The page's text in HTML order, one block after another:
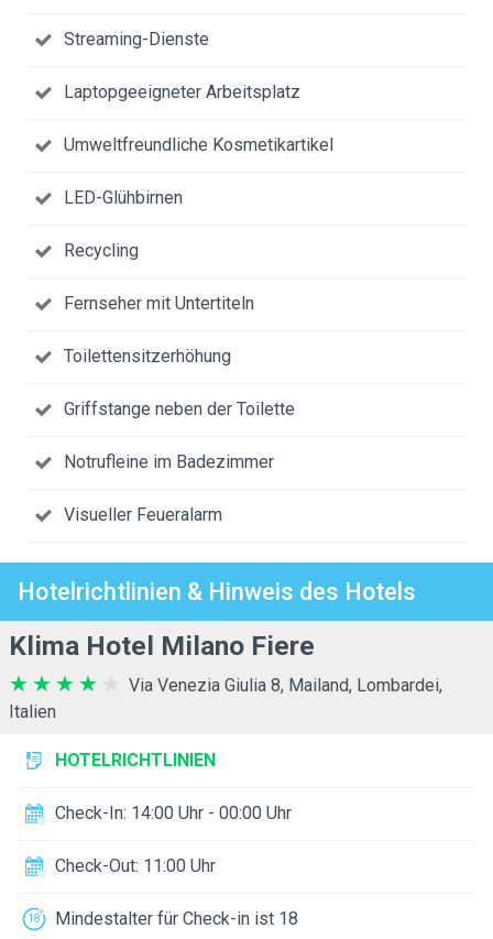
Streaming-Dienste
Laptopgeeigneter Arbeitsplatz
Umweltfreundliche Kosmetikartikel
LED-Glühbirnen
Recycling
Fernseher mit Untertiteln
Toilettensitzerhöhung
Griffstange neben der Toilette
Notrufleine im Badezimmer
Visueller Feueralarm
Hotelrichtlinien & Hinweis des Hotels
Klima Hotel Milano Fiere
Via Venezia Giulia 8, Mailand, Lombardei,
Italien
HOTELRICHTLINIEN
Check-In: 14:00 Uhr - 00:00 Uhr
Check-Out: 11:00 Uhr
Mindestalter für Check-in ist 18